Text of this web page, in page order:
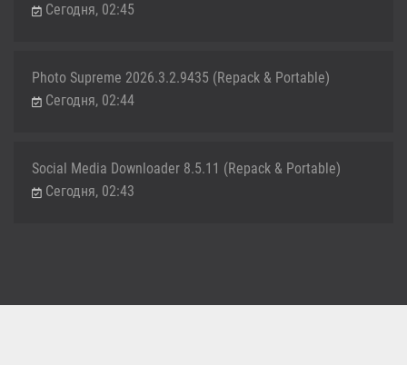
Сегодня, 02:45
Photo Supreme 2026.3.2.9435 (Repack & Portable)
Сегодня, 02:44
Social Media Downloader 8.5.11 (Repack & Portable)
Сегодня, 02:43